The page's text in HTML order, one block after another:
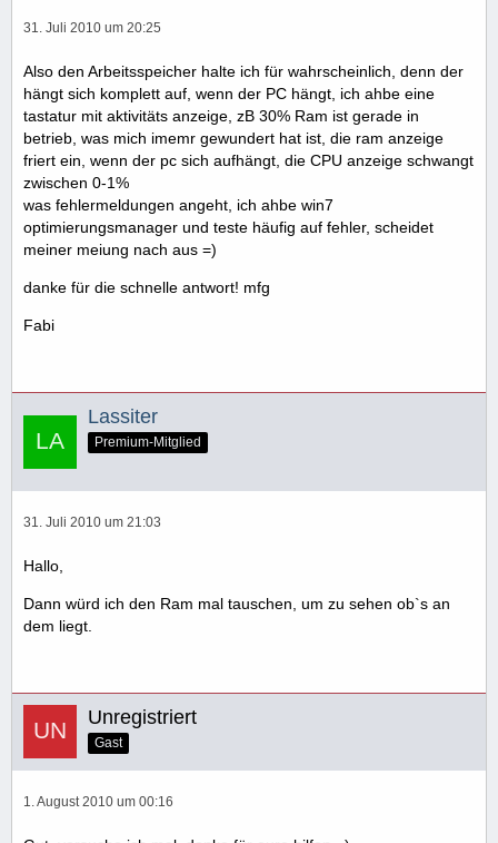
31. Juli 2010 um 20:25
Also den Arbeitsspeicher halte ich für wahrscheinlich, denn der
hängt sich komplett auf, wenn der PC hängt, ich ahbe eine
tastatur mit aktivitäts anzeige, zB 30% Ram ist gerade in
betrieb, was mich imemr gewundert hat ist, die ram anzeige
friert ein, wenn der pc sich aufhängt, die CPU anzeige schwangt
zwischen 0-1%
was fehlermeldungen angeht, ich ahbe win7
optimierungsmanager und teste häufig auf fehler, scheidet
meiner meiung nach aus =)
danke für die schnelle antwort! mfg
Fabi
Lassiter
Premium-Mitglied
31. Juli 2010 um 21:03
Hallo,
Dann würd ich den Ram mal tauschen, um zu sehen ob`s an
dem liegt.
Unregistriert
Gast
1. August 2010 um 00:16